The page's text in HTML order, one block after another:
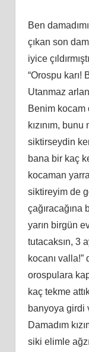
Ben
çıkan son
iyice
“Orospu karı!
Utanmaz
Benim kocam
kızınım,
siktirseydin
bana bir kaç
kocaman
siktireyim de
çağıracağına
yarın birgün
tutacaksın, 3
kocanı valla!”
orospulara
kaç tekme
banyoya girdi
Damadım
siki elimle